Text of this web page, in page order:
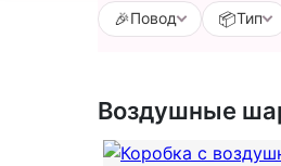
🎉Повод 📦Тип
Воздушные